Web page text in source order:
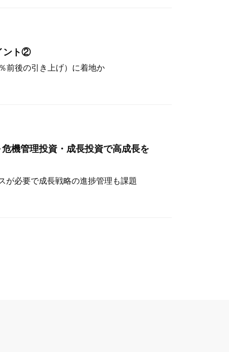
ント②
前後の引き上げ）に着地か
機管理投資・成長投資で高成長を
が必要で成長戦略の進捗管理も課題